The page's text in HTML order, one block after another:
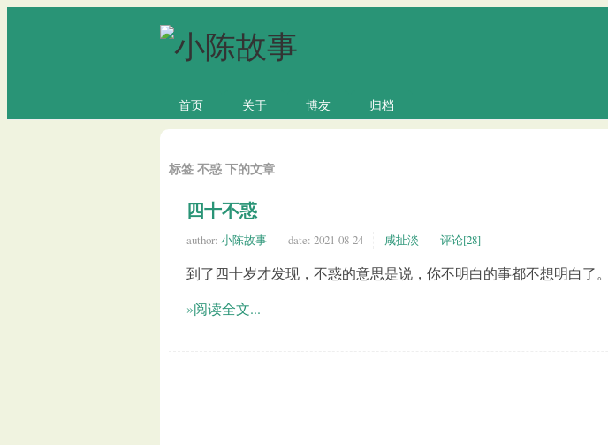
首页 关于 博友 归档
标签 不惑 下的文章
四十不惑
author: 小陈故事 date: 2021-08-24 咸扯淡 评论[28]
到了四十岁才发现，不惑的意思是说，你不明白的事都不想明白了。
»阅读全文...